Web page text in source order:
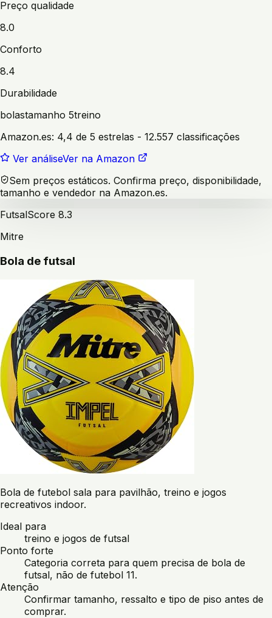
Preço qualidade
8.0
Conforto
8.4
Durabilidade
bolastamanho 5treino
Amazon.es: 4,4 de 5 estrelas - 12.557 classificações
Ver análiseVer na Amazon
Sem preços estáticos. Confirma preço, disponibilidade,
tamanho e vendedor na Amazon.es.
FutsalScore 8.3
Mitre
Bola de futsal
Bola de futebol sala para pavilhão, treino e jogos
recreativos indoor.
Ideal para
treino e jogos de futsal
Ponto forte
Categoria correta para quem precisa de bola de
futsal, não de futebol 11.
Atenção
Confirmar tamanho, ressalto e tipo de piso antes de
comprar.